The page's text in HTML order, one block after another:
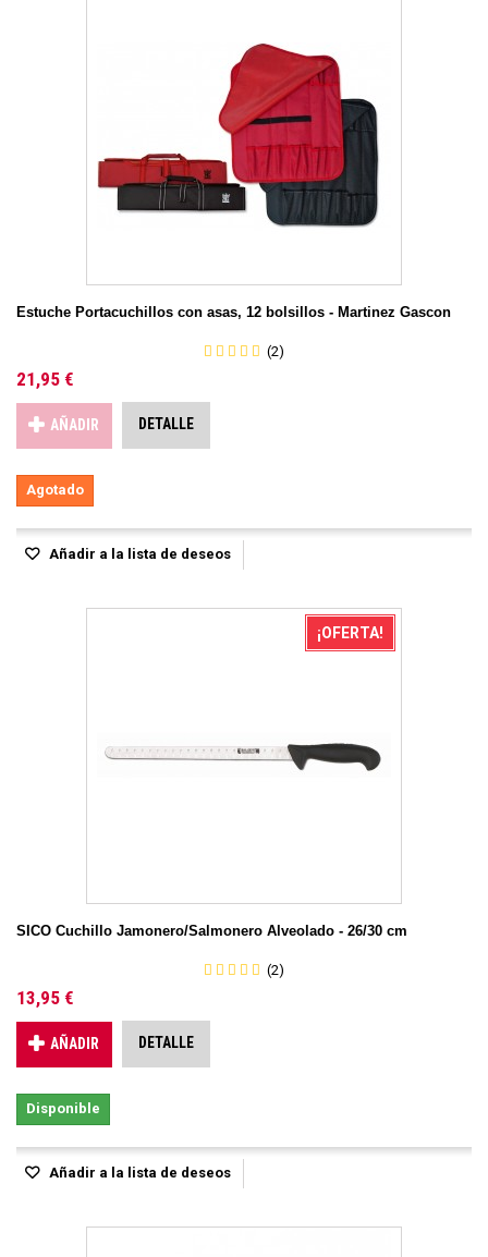
Estuche Portacuchillos con asas, 12 bolsillos - Martinez Gascon
(2)
21,95 €
AÑADIR DETALLE
Agotado
Añadir a la lista de deseos
¡OFERTA!
SICO Cuchillo Jamonero/Salmonero Alveolado - 26/30 cm
(2)
13,95 €
AÑADIR DETALLE
Disponible
Añadir a la lista de deseos